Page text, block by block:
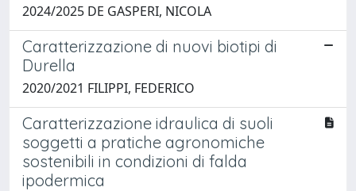
2024/2025 DE GASPERI, NICOLA
Caratterizzazione di nuovi biotipi di
Durella
2020/2021 FILIPPI, FEDERICO
Caratterizzazione idraulica di suoli
soggetti a pratiche agronomiche
sostenibili in condizioni di falda
ipodermica